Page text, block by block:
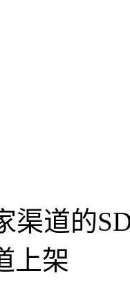
渠道的
上架